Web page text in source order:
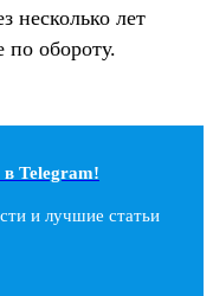
несколько лет
по обороту.
Telegram!
и лучшие статьи